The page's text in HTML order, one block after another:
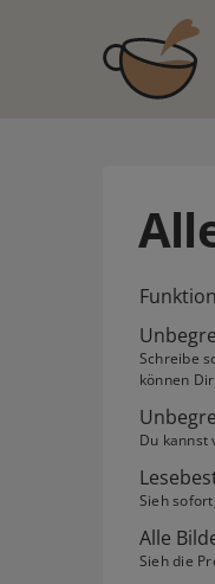
Funktion
Schreibe
können
Du kannst
Sieh
Alle
Sieh die